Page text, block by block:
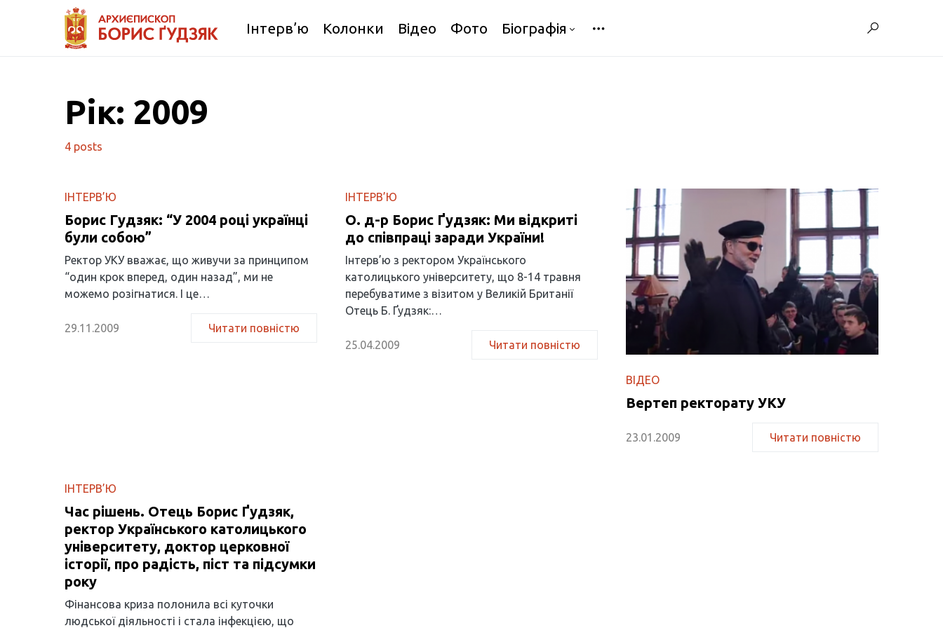
Інтерв’ю Колонки Відео Фото Біографія
Рік: 2009
4 posts
ІНТЕРВ’Ю
Борис Гудзяк: “У 2004 році українці
були собою”
Ректор УКУ вважає, що живучи за принципом
“один крок вперед, один назад”, ми не
можемо розігнатися. І це…
29.11.2009 Читати повністю
ІНТЕРВ’Ю
О. д-р Борис Ґудзяк: Ми відкриті
до співпраці заради України!
Інтерв’ю з ректором Українського
католицького університету, що 8-14 травня
перебуватиме з візитом у Великій Британії
Отець Б. Ґудзяк:…
25.04.2009 Читати повністю
ВІДЕО
Вертеп ректорату УКУ
23.01.2009 Читати повністю
ІНТЕРВ’Ю
Час рішень. Отець Борис Ґудзяк,
ректор Українського католицького
університету, доктор церковної
історії, про радість, піст та підсумки
року
Фінансова криза полонила всі куточки
людської діяльності і стала інфекцією, що